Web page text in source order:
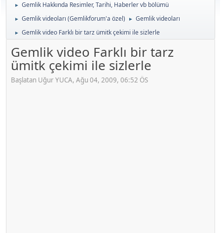
► Gemlik Hakkında Resimler, Tarihi, Haberler vb bölümü
► Gemlik videoları (Gemlikforum'a özel) ► Gemlik videoları
► Gemlik video Farklı bir tarz ümitk çekimi ile sizlerle
Gemlik video Farklı bir tarz
ümitk çekimi ile sizlerle
Başlatan Uğur YUCA, Ağu 04, 2009, 06:52 ÖS